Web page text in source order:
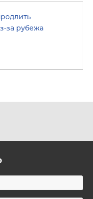
за рубежа